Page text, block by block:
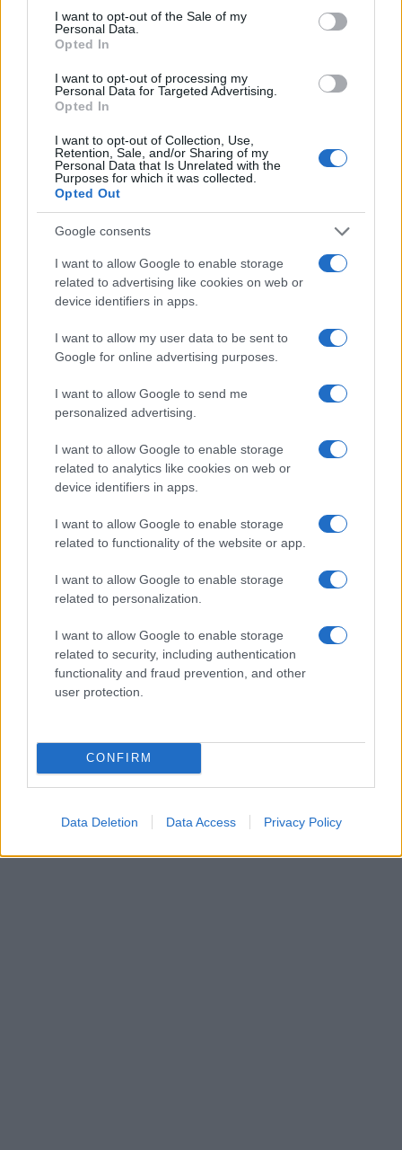
consent section.
I want to opt-out of the Sale of my
Personal Data.
Opted In
I want to opt-out of processing my
Personal Data for Targeted Advertising.
Opted In
I want to opt-out of Collection, Use,
Retention, Sale, and/or Sharing of my
Personal Data that Is Unrelated with the
Purposes for which it was collected.
Opted Out
Google consents
I want to allow Google to enable storage
related to advertising like cookies on web or
device identifiers in apps.
I want to allow my user data to be sent to
Google for online advertising purposes.
I want to allow Google to send me
personalized advertising.
I want to allow Google to enable storage
related to analytics like cookies on web or
device identifiers in apps.
I want to allow Google to enable storage
related to functionality of the website or app.
I want to allow Google to enable storage
related to personalization.
I want to allow Google to enable storage
related to security, including authentication
functionality and fraud prevention, and other
user protection.
CONFIRM
Data Deletion Data Access Privacy Policy